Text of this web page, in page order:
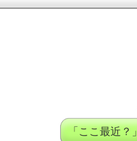
「ここ最近？」